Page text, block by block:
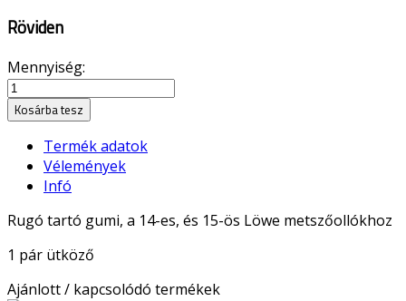
Röviden
Mennyiség:
Kosárba tesz
Termék adatok
Vélemények
Infó
Rugó tartó gumi, a 14-es, és 15-ös Löwe metszőollókhoz
1 pár ütköző
Ajánlott / kapcsolódó termékek